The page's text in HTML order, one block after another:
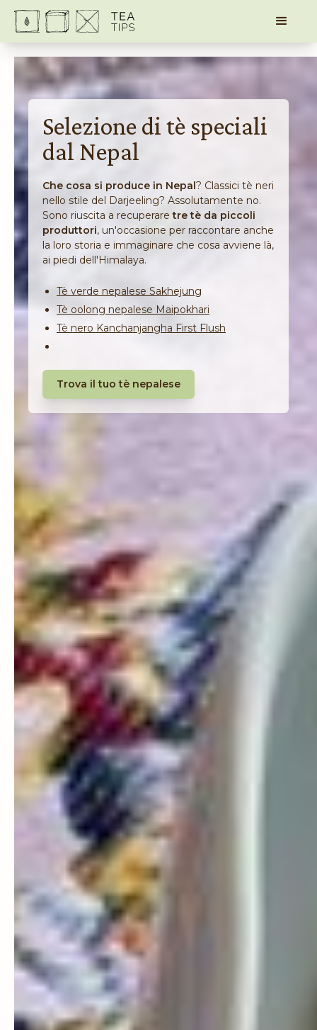
Selezione di tè speciali
dal Nepal
Che cosa si produce in Nepal? Classici tè neri
nello stile del Darjeeling? Assolutamente no.
Sono riuscita a recuperaretre tè da piccoli
produttori, un'occasione per raccontare anche
la loro storia e immaginare che cosa avviene là,
ai piedi dell'Himalaya.
Tè verde nepalese Sakhejung
Tè oolong nepalese Maipokhari
Tè nero Kanchanjangha First Flush
Trova il tuo tè nepalese